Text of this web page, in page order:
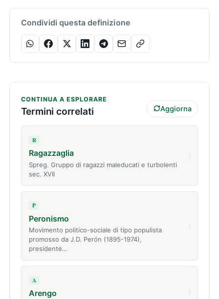
Condividi questa definizione
CONTINUA A ESPLORARE
Termini correlati Aggiorna
R
Ragazzaglia
Spreg. Gruppo di ragazzi maleducati e turbolenti
sec. XVII
P
Peronismo
Movimento politico-sociale di tipo populista
promosso da J.D. Perón (1895-1974),
presidente…
A
Arengo